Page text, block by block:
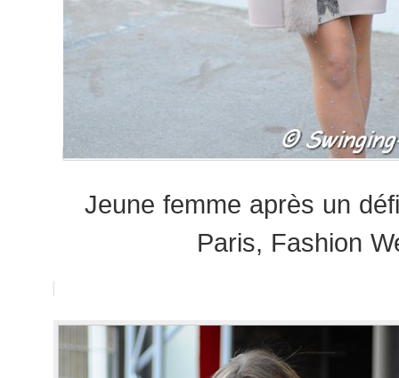
Jeune femme après un
Paris, Fashion